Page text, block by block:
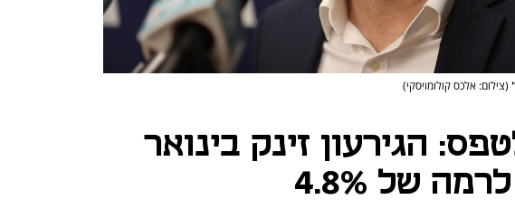
(צילום: אלכס קולומויסקי)
הגירעון זינק בינואר